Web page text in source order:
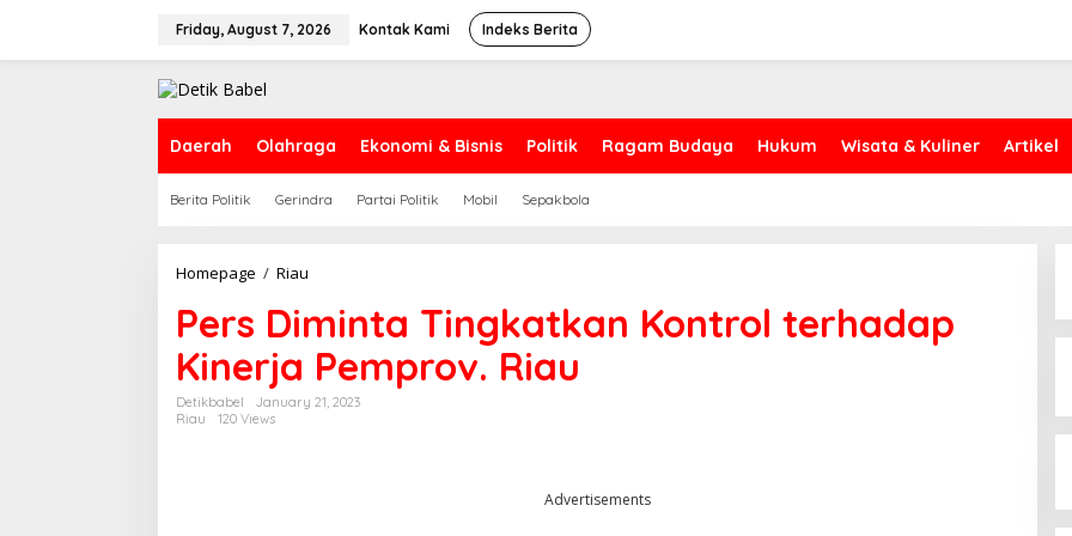
Friday, August 7, 2026 Kontak Kami Indeks Berita
Daerah Olahraga Ekonomi & Bisnis Politik Ragam Budaya Hukum Wisata & Kuliner Artikel
Berita Politik Gerindra Partai Politik Mobil Sepakbola
Homepage / Riau
r
D
m
Pers Diminta Tingkatkan Kontrol terhadap
Kinerja Pemprov. Riau
Detikbabel
January 21, 2023
Riau
120 Views
Advertisements